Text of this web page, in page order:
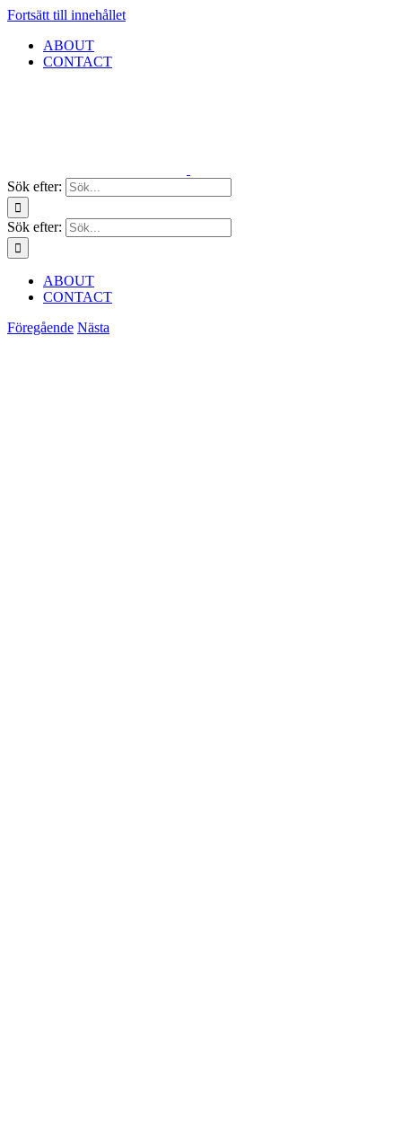
Fortsätt till innehållet
ABOUT
CONTACT
Sök efter:
Sök efter:
ABOUT
CONTACT
Föregående Nästa